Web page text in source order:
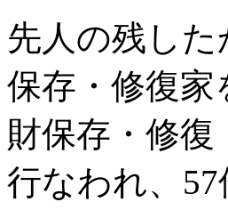
先人の残し
保存・修復
財保存・修
行なわれ、